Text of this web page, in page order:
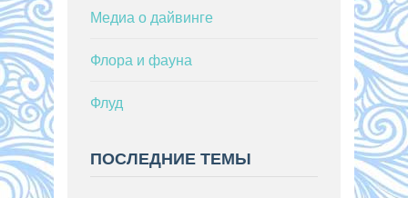
Медиа о дайвинге
Флора и фауна
Флуд
ПОСЛЕДНИЕ ТЕМЫ